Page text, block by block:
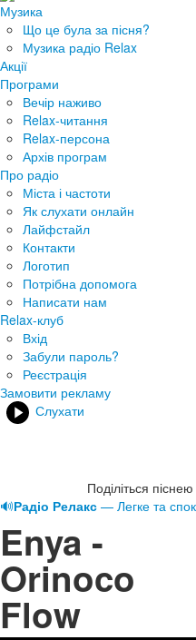
Музика
Що це була за пісня?
Музика радіо Relax
Акції
Програми
Вечір наживо
Relax-читання
Relax-персона
Архів програм
Про радіо
Міста і частоти
Як слухати онлайн
Лайфстайл
Контакти
Логотип
Потрібна допомога
Написати нам
Relax-клуб
Вхід
Забули пароль?
Реєстрація
Замовити рекламу
Слухати
Поділіться
🔊Радіо Релакс — Легке та
Enya -
Orinoco
Flow